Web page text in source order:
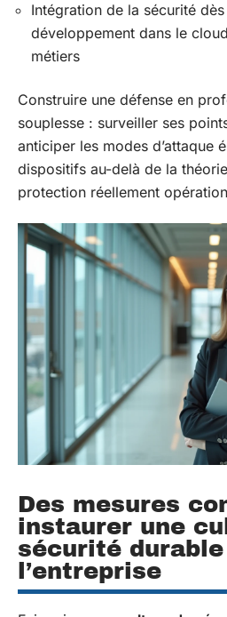
Intégration de la sécurité
développement dans le
métiers
Construire une défense en
souplesse : surveiller ses
anticiper les modes d’attaque
dispositifs au-delà de la
protection réellement
Des mesures
instaurer une
sécurité
l’entreprise